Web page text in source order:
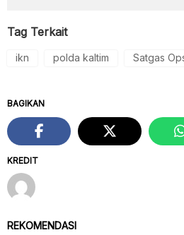
Tag Terkait
ikn polda kaltim Satgas
KREDIT
BAGIKAN
REKOMENDASI